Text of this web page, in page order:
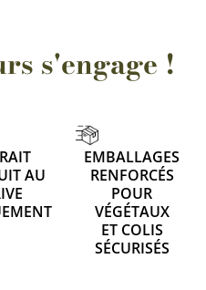
s'engage !
AU
EMBALLAGES
RENFORCÉS
POUR
VÉGÉTAUX
ET COLIS
SÉCURISÉS